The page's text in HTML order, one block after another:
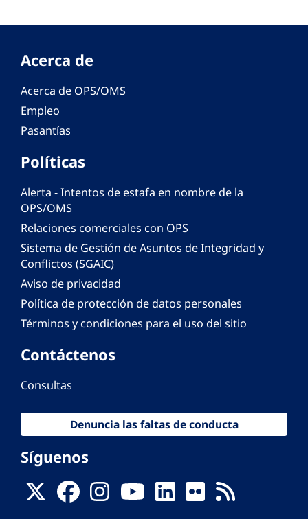
Acerca de
Acerca de OPS/OMS
Empleo
Pasantías
Políticas
Alerta - Intentos de estafa en nombre de la
OPS/OMS
Relaciones comerciales con OPS
Sistema de Gestión de Asuntos de Integridad y
Conflictos (SGAIC)
Aviso de privacidad
Política de protección de datos personales
Términos y condiciones para el uso del sitio
Contáctenos
Consultas
Denuncia las faltas de conducta
Síguenos